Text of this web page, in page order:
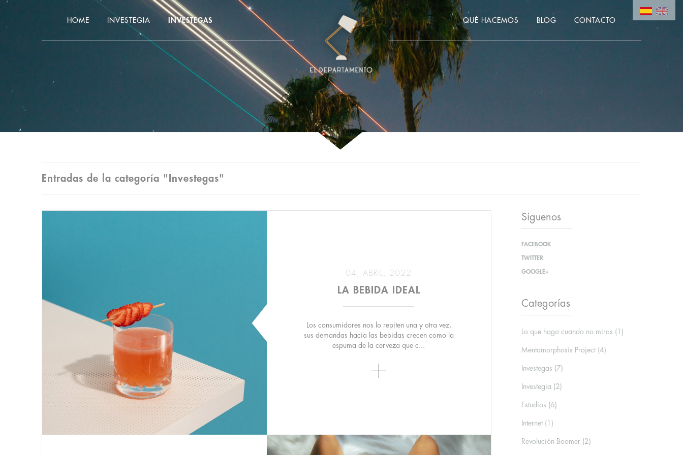
HOME INVESTEGIA INVESTEGAS QUÉ HACEMOS BLOG CONTACTO
Entradas de la categoría "Investegas"
04, ABRIL, 2022
LA BEBIDA IDEAL
Los consumidores nos lo repiten una y otra vez,
sus demandas hacia las bebidas crecen como la
espuma de la cerveza que c...
Síguenos
FACEBOOK
TWITTER
GOOGLE+
Categorías
Lo que hago cuando no miras (1)
Mentamorphosis Project (4)
Investegas (7)
Investegia (2)
Estudios (6)
Internet (1)
Revolución Boomer (2)